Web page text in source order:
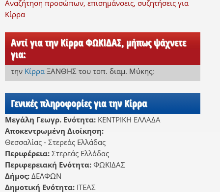
Αναζήτηση προσώπων, επισημάνσεις, συζητήσεις για
Κίρρα
Αντί για την Κίρρα ΦΩΚΙΔΑΣ, μήπως ψάχνετε
για:
την Κίρρα ΞΑΝΘΗΣ του τοπ. διαμ. Μύκης;
Γενικές πληροφορίες για την Κίρρα
Μεγάλη Γεωγρ. Ενότητα: ΚΕΝΤΡΙΚΗ ΕΛΛΑΔΑ
Αποκεντρωμένη Διοίκηση:
Θεσσαλίας - Στερεάς Ελλάδας
Περιφέρεια: Στερεάς Ελλάδας
Περιφερειακή Ενότητα: ΦΩΚΙΔΑΣ
Δήμος: ΔΕΛΦΩΝ
Δημοτική Ενότητα: ΙΤΕΑΣ